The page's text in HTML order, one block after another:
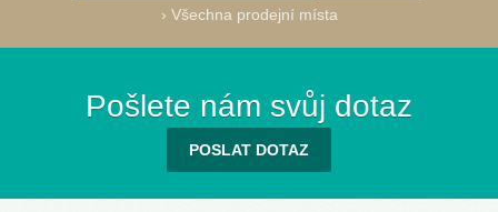
› Všechna prodejní místa
Pošlete nám svůj dotaz
POSLAT DOTAZ